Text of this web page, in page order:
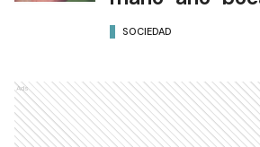
SOCIEDAD
Ads